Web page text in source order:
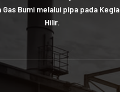
Bumi melalui pipa pada
Hilir.